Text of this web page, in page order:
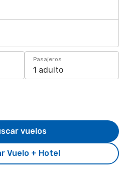
Pasajeros
1 adulto
Vuelo + Hotel
vuelos